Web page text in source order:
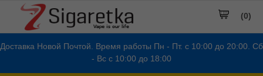
Доставка Новой Почтой. Время работы Пн - Пт. с 10:00 до 20:00. Сб
- Вс с 10:00 до 18:00
(0)